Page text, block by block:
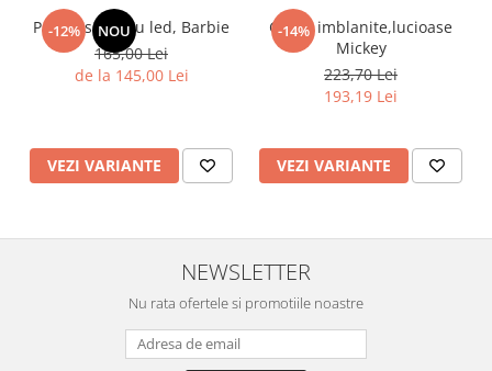
-12% NOU
Pantof sport cu led, Barbie
165,00 Lei
de la 145,00 Lei
VEZI VARIANTE
-14%
Ghete imblanite,lucioase
Mickey
223,70 Lei
193,19 Lei
VEZI VARIANTE
NEWSLETTER
Nu rata ofertele si promotiile noastre